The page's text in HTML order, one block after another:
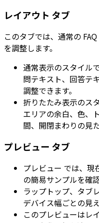
レイアウト タブ
このタブでは、通常の
を調整します。
通常表示のスタイル
問テキスト、回答テ
調整できます。
折りたたみ表示のス
エリアの余白、色、
間、開閉まわりの見
プレビュー タブ
プレビュー では、現
の簡易サンプルを確
ラップトップ、 タブ
デバイス幅ごとの見
このプレビューはレ